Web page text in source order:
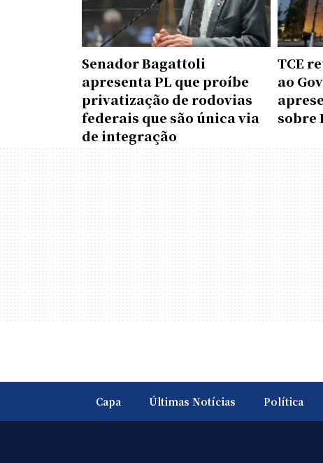
Senador Bagattoli
apresenta PL que proíbe
privatização de rodovias
federais que são única via
de integração
TCE
ao
sobre
Capa Últimas Notícias Política